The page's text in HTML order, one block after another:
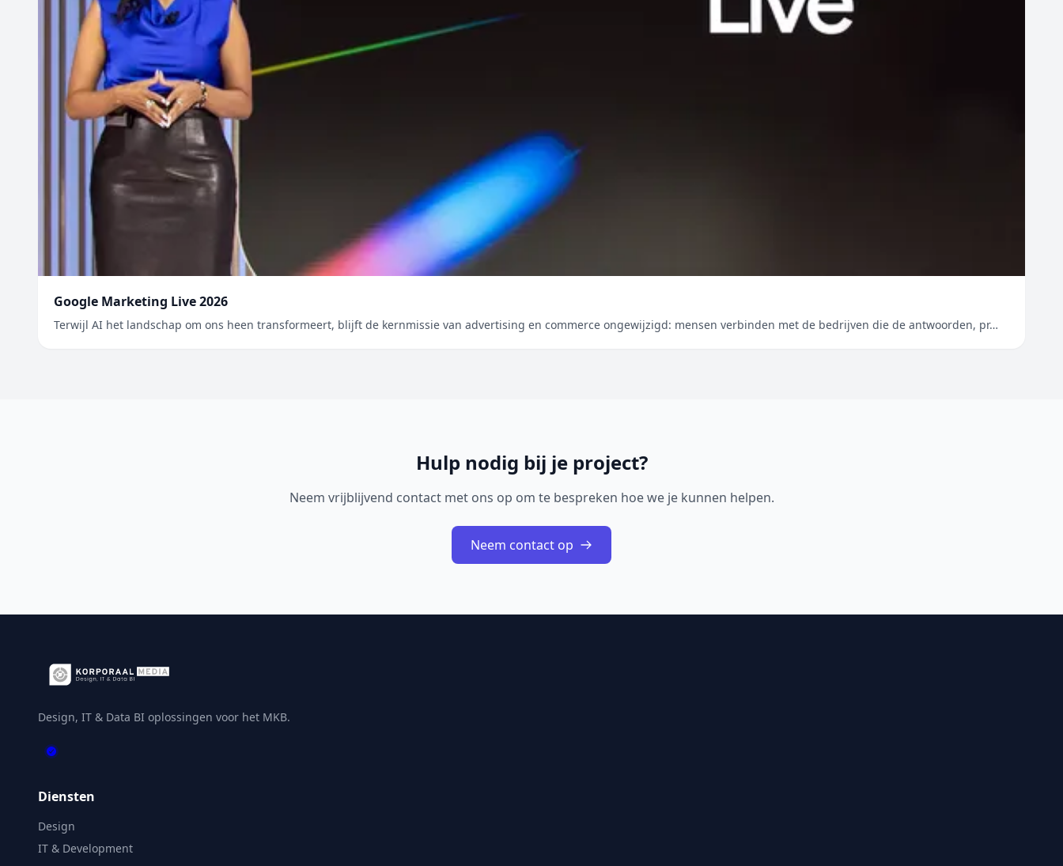
Google Marketing Live 2026
Terwijl AI het landschap om ons heen transformeert, blijft de kernmissie van advertising en commerce ongewijzigd: mensen verbinden met de bedrijven die de antwoorden, pr…
Hulp nodig bij je project?
Neem vrijblijvend contact met ons op om te bespreken hoe we je kunnen helpen.
Neem contact op
Design, IT & Data BI oplossingen voor het MKB.
Diensten
Design
IT & Development